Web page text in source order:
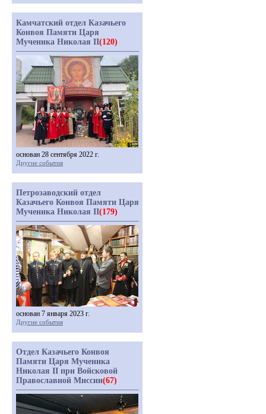
Камчатский отдел Казачьего
Конвоя Памяти Царя
Мученика Николая II(120)
основан 28 сентября 2022 г.
Другие события
Петрозаводский отдел
Казачьего Конвоя Памяти Царя
Мученика Николая II(179)
основан 7 января 2023 г.
Другие события
Отдел Казачьего Конвоя
Памяти Царя Мученика
Николая II при Войсковой
Православной Миссии(67)